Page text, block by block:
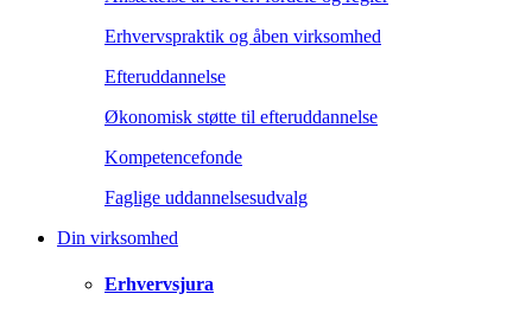
Erhvervspraktik og åben virksomhed
Efteruddannelse
Økonomisk støtte til efteruddannelse
Kompetencefonde
Faglige uddannelsesudvalg
Din virksomhed
Erhvervsjura